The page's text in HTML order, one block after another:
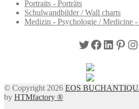
Portraits - Porträts
Schulwandbilder / Wall charts
Medizin - Psychologie / Medicine
Twitter
Facebook
© Copyright 2026 EOS
by HTMfactory ®